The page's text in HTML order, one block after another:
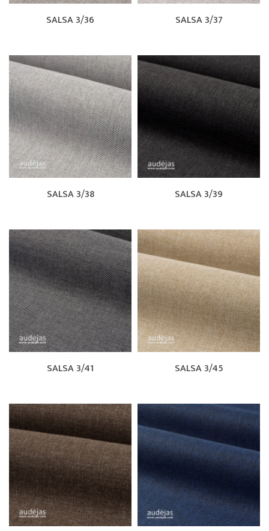
SALSA 3/36 SALSA 3/37
SALSA 3/38 SALSA 3/39
SALSA 3/41 SALSA 3/45